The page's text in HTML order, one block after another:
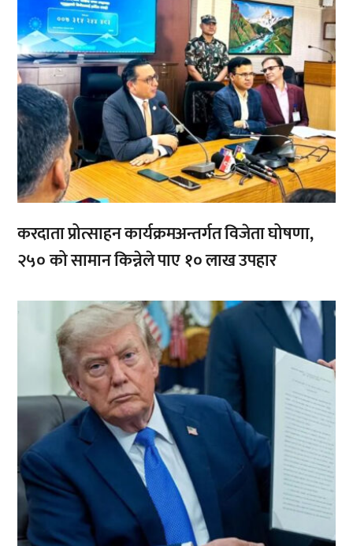
करदाता प्रोत्साहन कार्यक्रमअन्तर्गत विजेता घोषणा,
२५० को सामान किन्नेले पाए १० लाख उपहार